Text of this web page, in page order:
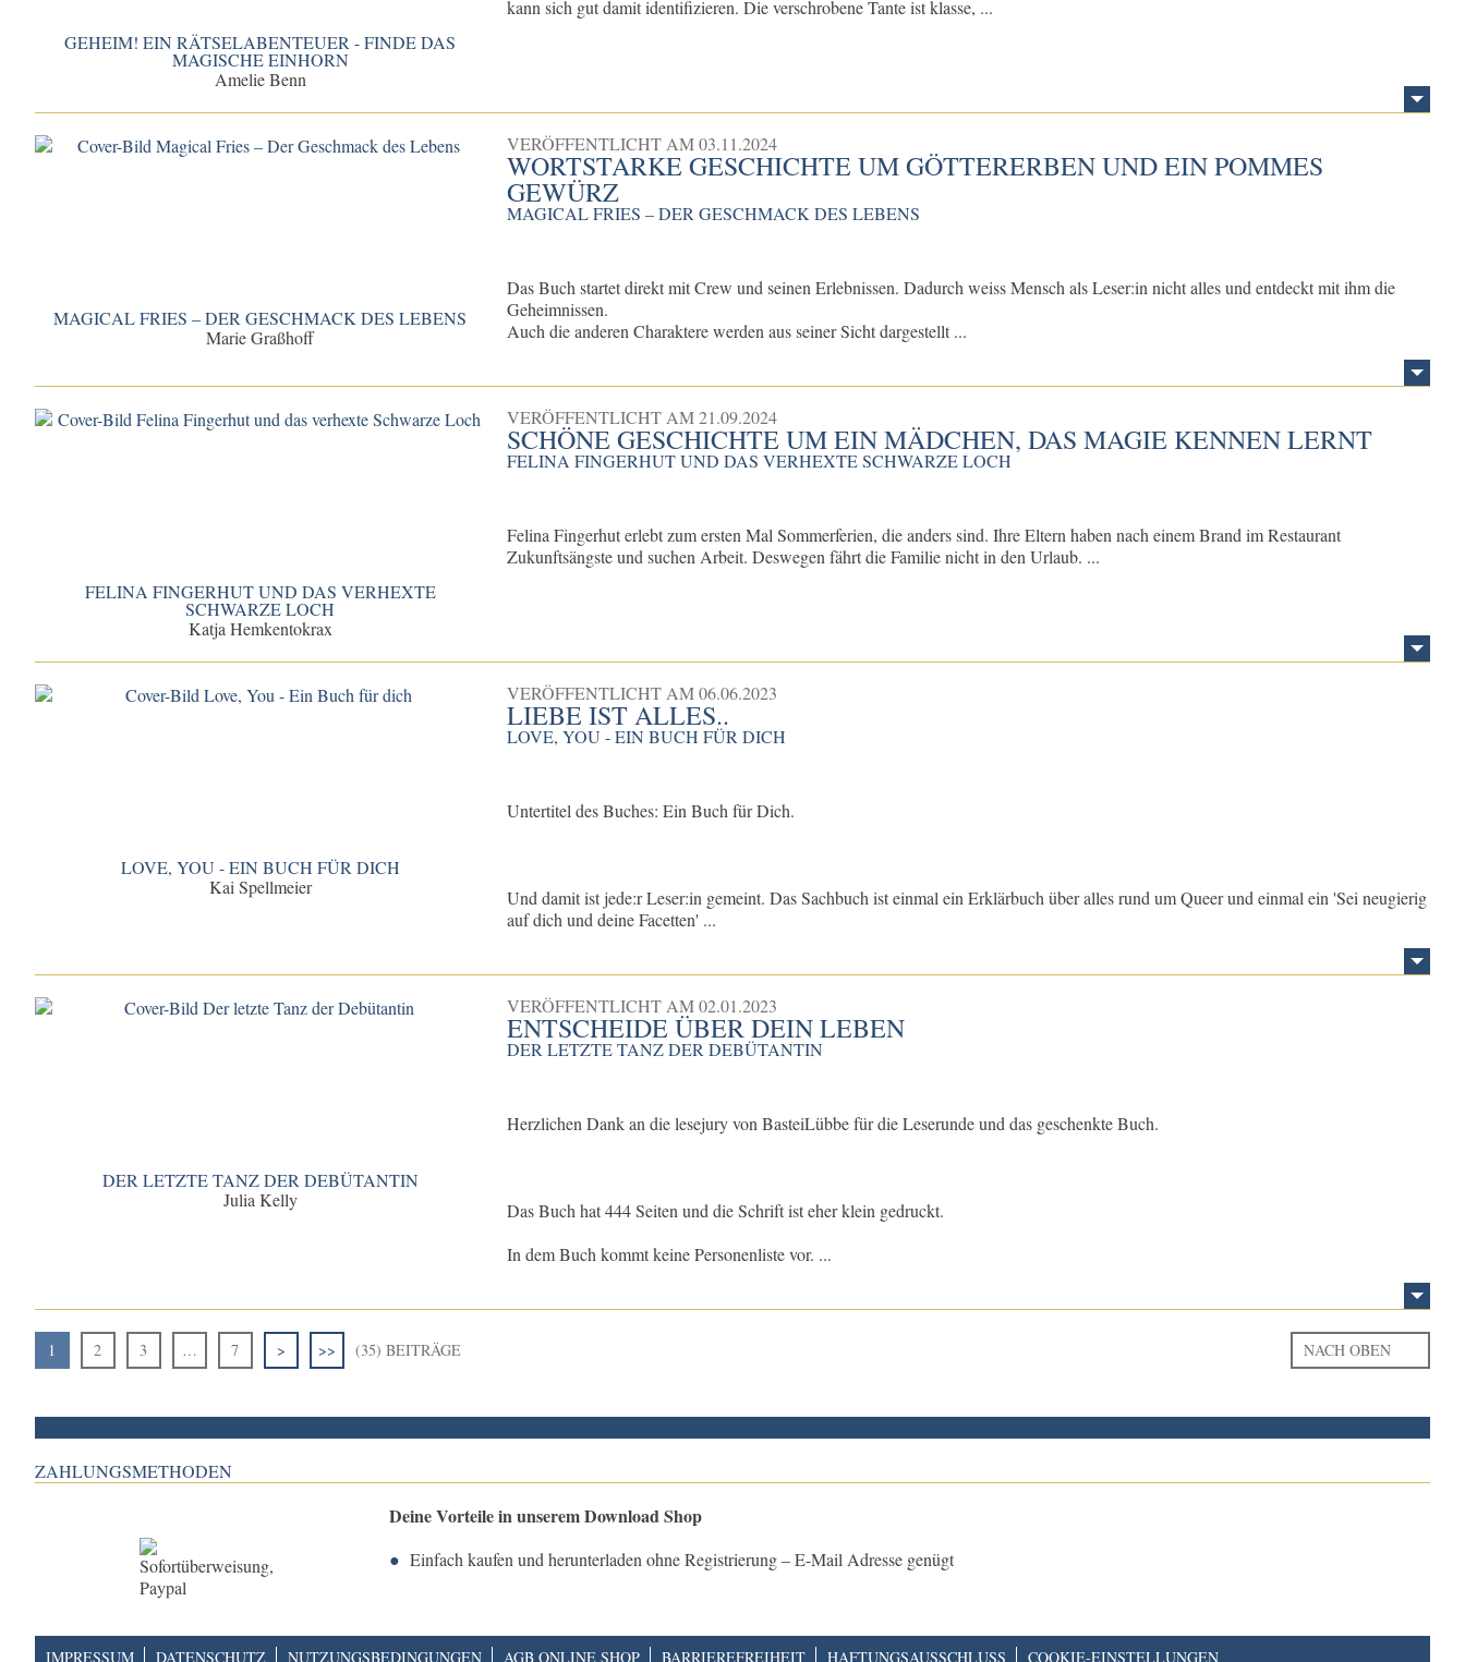
GEHEIM! EIN RÄTSELABENTEUER - FINDE DAS
MAGISCHE EINHORN
Amelie Benn
kann sich gut damit identifizieren. Die verschrobene Tante ist klasse, ...
MAGICAL FRIES – DER GESCHMACK DES LEBENS
Marie Graßhoff
VERÖFFENTLICHT AM03.11.2024
WORTSTARKE GESCHICHTE UM GÖTTERERBEN UND EIN POMMES
GEWÜRZ
MAGICAL FRIES – DER GESCHMACK DES LEBENS
Das Buch startet direkt mit Crew und seinen Erlebnissen. Dadurch weiss Mensch als Leser:in nicht alles und entdeckt mit ihm die
Geheimnissen.
Auch die anderen Charaktere werden aus seiner Sicht dargestellt ...
FELINA FINGERHUT UND DAS VERHEXTE
SCHWARZE LOCH
Katja Hemkentokrax
VERÖFFENTLICHT AM21.09.2024
SCHÖNE GESCHICHTE UM EIN MÄDCHEN, DAS MAGIE KENNEN LERNT
FELINA FINGERHUT UND DAS VERHEXTE SCHWARZE LOCH
Felina Fingerhut erlebt zum ersten Mal Sommerferien, die anders sind. Ihre Eltern haben nach einem Brand im Restaurant
Zukunftsängste und suchen Arbeit. Deswegen fährt die Familie nicht in den Urlaub. ...
LOVE, YOU - EIN BUCH FÜR DICH
Kai Spellmeier
VERÖFFENTLICHT AM06.06.2023
LIEBE IST ALLES..
LOVE, YOU - EIN BUCH FÜR DICH
​Untertitel des Buches: Ein Buch für Dich.
Und damit ist jede:r Leser:in gemeint. Das Sachbuch ist einmal ein Erklärbuch über alles rund um Queer und einmal ein 'Sei neugierig
auf dich und deine Facetten' ...
DER LETZTE TANZ DER DEBÜTANTIN
Julia Kelly
VERÖFFENTLICHT AM02.01.2023
ENTSCHEIDE ÜBER DEIN LEBEN
DER LETZTE TANZ DER DEBÜTANTIN
Herzlichen Dank an die lesejury von BasteiLübbe für die Leserunde und das geschenkte Buch.
Das Buch hat 444 Seiten und die Schrift ist eher klein gedruckt.
In dem Buch kommt keine Personenliste vor. ...
1 2 3 … 7 > >> (35) BEITRÄGE NACH OBEN
ZAHLUNGSMETHODEN
Deine Vorteile in unserem Download Shop
Einfach kaufen und herunterladen ohne Registrierung – E-Mail Adresse genügt
IMPRESSUM DATENSCHUTZ NUTZUNGSBEDINGUNGEN AGB ONLINE SHOP BARRIEREFREIHEIT HAFTUNGSAUSSCHLUSS COOKIE-EINSTELLUNGEN